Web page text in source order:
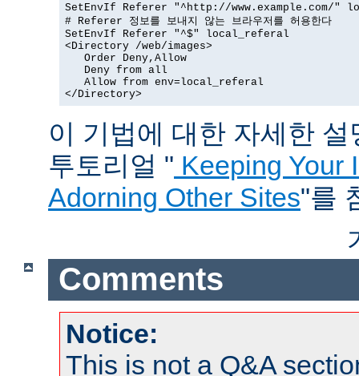
SetEnvIf Referer "^http://www.example.com/"
# Referer 정보를 보내지 않는 브라우저를 허용한다
SetEnvIf Referer "^$" local_referal
<Directory /web/images>
   Order Deny,Allow
   Deny from all
   Allow from env=local_referal
</Directory>
이 기법에 대한 자세한
투토리얼 " Keeping Your
Adorning Other Sites"를
Comments
Notice:
This is not a Q&A